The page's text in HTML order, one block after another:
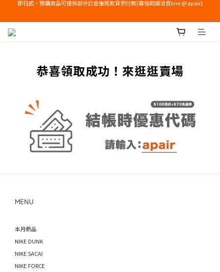
右下角加入LINE領免運+$100優惠券
恭喜領取成功！來逛逛賣場
MENU
本月新品
NIKE DUNK
NIKE SACAI
NIKE FORCE